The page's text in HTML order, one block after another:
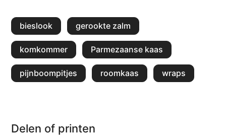
bieslook gerookte zalm
komkommer Parmezaanse kaas
pijnboompitjes roomkaas wraps
Delen of printen